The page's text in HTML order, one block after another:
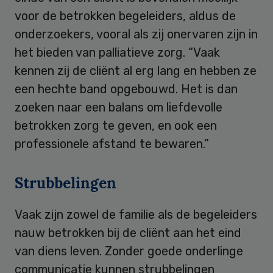
voor de betrokken begeleiders, aldus de
onderzoekers, vooral als zij onervaren zijn in
het bieden van palliatieve zorg. “Vaak
kennen zij de cliënt al erg lang en hebben ze
een hechte band opgebouwd. Het is dan
zoeken naar een balans om liefdevolle
betrokken zorg te geven, en ook een
professionele afstand te bewaren.”
Strubbelingen
Vaak zijn zowel de familie als de begeleiders
nauw betrokken bij de cliënt aan het eind
van diens leven. Zonder goede onderlinge
communicatie kunnen strubbelingen